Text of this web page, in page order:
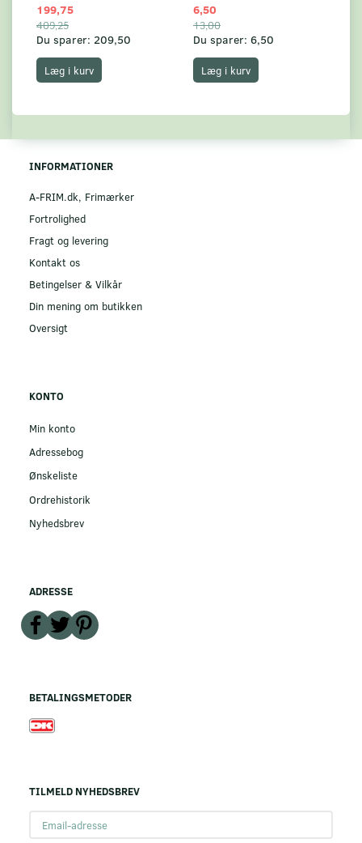
199,75
409,25
Du sparer: 209,50
Læg i kurv
6,50
13,00
Du sparer: 6,50
Læg i kurv
INFORMATIONER
A-FRIM.dk, Frimærker
Fortrolighed
Fragt og levering
Kontakt os
Betingelser & Vilkår
Din mening om butikken
Oversigt
KONTO
Min konto
Adressebog
Ønskeliste
Ordrehistorik
Nyhedsbrev
ADRESSE
BETALINGSMETODER
TILMELD NYHEDSBREV
adresse